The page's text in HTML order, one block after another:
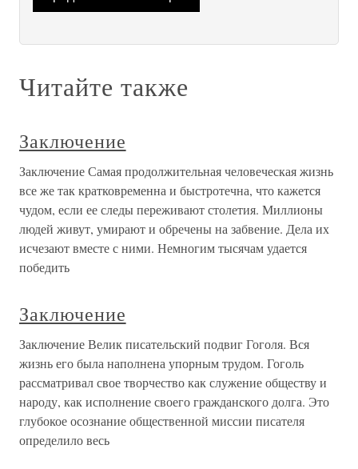
Читайте также
Заключение
Заключение Самая продолжительная человеческая жизнь
все же так кратковременна и быстротечна, что кажется
чудом, если ее следы переживают столетия. Миллионы
людей живут, умирают и обречены на забвение. Дела их
исчезают вместе с ними. Немногим тысячам удается
победить
Заключение
Заключение Велик писательский подвиг Гоголя. Вся
жизнь его была наполнена упорным трудом. Гоголь
рассматривал свое творчество как служение обществу и
народу, как исполнение своего гражданского долга. Это
глубокое осознание общественной миссии писателя
определило весь